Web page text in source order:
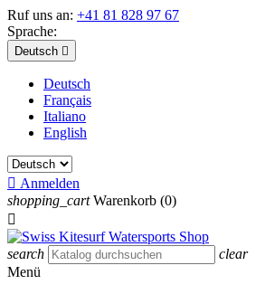
Ruf uns an: +41 81 828 97 67
Sprache:
Deutsch 
Deutsch
Français
Italiano
English
 Anmelden
shopping_cart Warenkorb (0)

search
clear
Menü